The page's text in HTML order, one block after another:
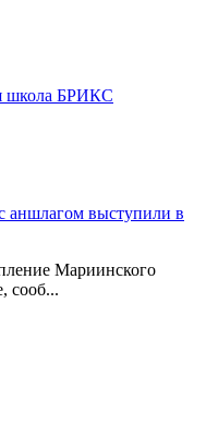
школа БРИКС
аншлагом выступили в
Мариинского
сооб...